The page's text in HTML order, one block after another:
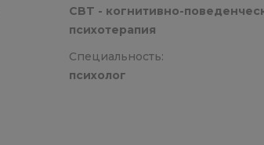
CBT - когнитивно-
психотерапия
Специальность:
психолог